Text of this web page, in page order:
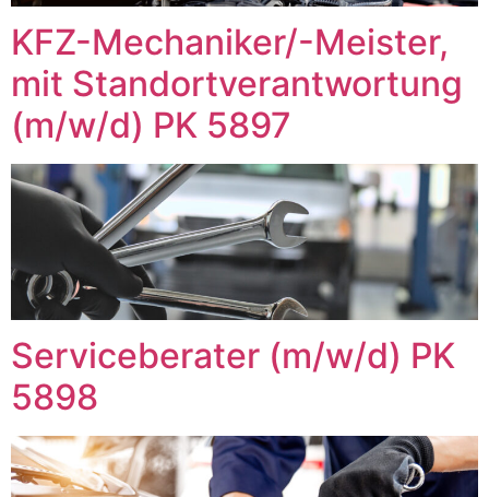
KFZ-Mechaniker/-Meister,
mit Standortverantwortung
(m/w/d) PK 5897
Serviceberater (m/w/d) PK
5898